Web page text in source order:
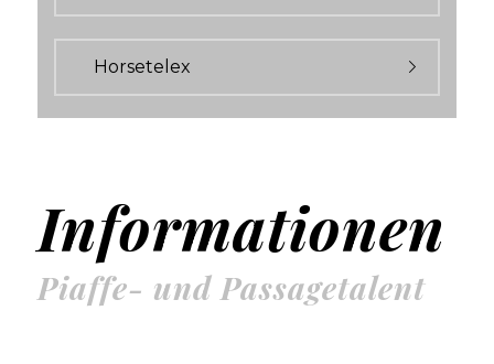
Horsetelex
Informationen
Piaffe- und Passagetalent